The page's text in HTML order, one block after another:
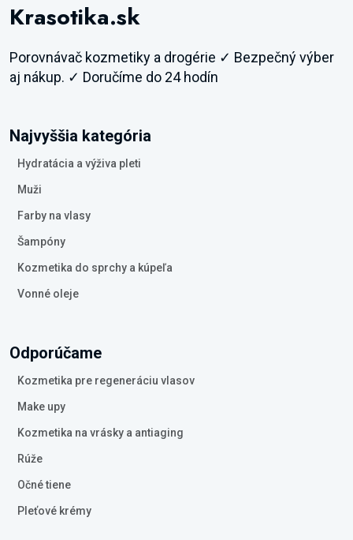
Krasotika.sk
Porovnávač kozmetiky a drogérie ✓ Bezpečný výber
aj nákup. ✓ Doručíme do 24 hodín
Najvyššia kategória
Hydratácia a výživa pleti
Muži
Farby na vlasy
Šampóny
Kozmetika do sprchy a kúpeľa
Vonné oleje
Odporúčame
Kozmetika pre regeneráciu vlasov
Make upy
Kozmetika na vrásky a antiaging
Rúže
Očné tiene
Pleťové krémy